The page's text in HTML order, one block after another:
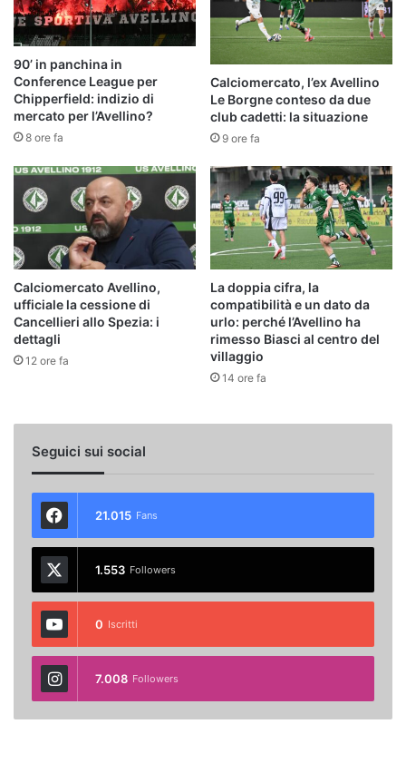
90’ in panchina in
Conference League per
Chipperfield: indizio di
mercato per l’Avellino?
8 ore fa
Calciomercato, l’ex Avellino
Le Borgne conteso da due
club cadetti: la situazione
9 ore fa
Calciomercato Avellino,
ufficiale la cessione di
Cancellieri allo Spezia: i
dettagli
12 ore fa
La doppia cifra, la
compatibilità e un dato da
urlo: perché l’Avellino ha
rimesso Biasci al centro del
villaggio
14 ore fa
Seguici sui social
21.015 Fans
1.553 Followers
0 Iscritti
7.008 Followers